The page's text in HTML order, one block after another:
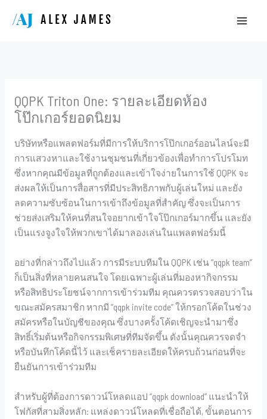
QQPK Triton One: รายละเอียดห้อง
โป๊กเกอร์ยอดนิยม
บริษัทหรือแพลตฟอร์มที่มีการให้บริการโป๊กเกอร์ออนไลน์จะมี
การแสวงหาและใช้งานชุมชนที่เกี่ยวข้องเพื่อทำการโปรโมท
ซึ่งหากคุณมีข้อมูลที่ถูกต้องและเข้าใจง่ายในการใช้ QQPK จะ
ส่งผลให้เป็นการสื่อสารที่มีประสิทธิภาพกับผู้เล่นใหม่ และยัง
ลดความซับซ้อนในการเข้าถึงข้อมูลที่สำคัญ ซึ่งจะเป็นการ
ช่วยส่งเสริมให้คนที่สนใจอยากเข้าใจโป๊กเกอร์มากขึ้น และยัง
เป็นแรงจูงใจให้พวกเขาได้มาลองเล่นในแพลตฟอร์มนี้
อย่างที่กล่าวถึงไปแล้ว การมีระบบทีมใน QQPK เช่น “qqpk team”
ก็เป็นสิ่งที่หลายคนสนใจ โดยเฉพาะผู้เล่นที่มองหากิจกรรม
หรือสิทธิประโยชน์จากการเข้าร่วมทีม คุณควรตรวจสอบว่าใน
ขณะสมัครสมาชิก หากมี “qqpk invite code” ให้กรอกโค้ดในช่วง
สมัครหรือในบัญชีของคุณ ซึ่งบางครั้งโค้ดเชิญจะนำมาซึ่ง
สิทธิ์เริ่มต้นหรือกิจกรรมพิเศษที่ทีมจัดขึ้น ดังนั้นคุณควรจดจำ
หรือบันทึกโค้ดนี้ไว้ และเช็ครายละเอียดให้ครบถ้วนก่อนที่จะ
ยืนยันการเข้าร่วมทีม
สำหรับผู้ที่ต้องการดาวน์โหลดแอป “qqpk download” แนะนำให้
โฟกัสที่สามสิ่งหลัก: แหล่งดาวน์โหลดที่เชื่อถือได้, ขั้นตอนการ